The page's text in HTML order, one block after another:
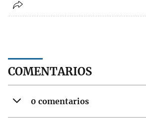
COMENTARIOS
0 comentarios